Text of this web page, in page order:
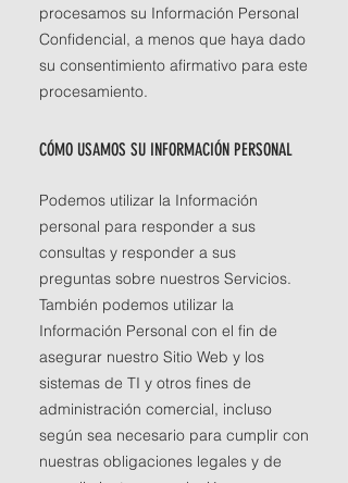
procesamos su Información Personal
Confidencial, a menos que haya dado
su consentimiento afirmativo para este
procesamiento.
CÓMO USAMOS SU INFORMACIÓN PERSONAL
Podemos utilizar la Información
personal para responder a sus
consultas y responder a sus
preguntas sobre nuestros Servicios.
También podemos utilizar la
Información Personal con el fin de
asegurar nuestro Sitio Web y los
sistemas de TI y otros fines de
administración comercial, incluso
según sea necesario para cumplir con
nuestras obligaciones legales y de